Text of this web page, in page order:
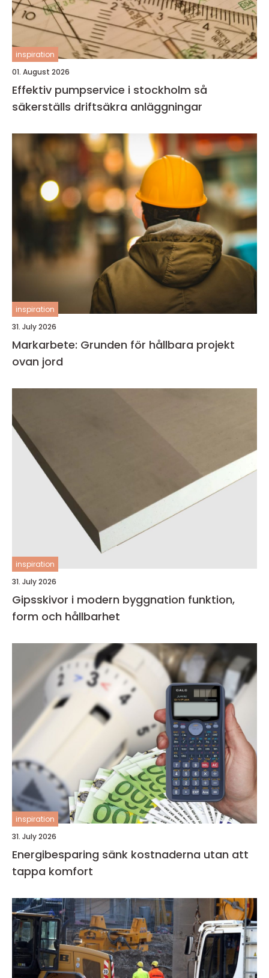
inspiration
01. August 2026
Effektiv pumpservice i stockholm så
säkerställs driftsäkra anläggningar
inspiration
31. July 2026
Markarbete: Grunden för hållbara projekt
ovan jord
inspiration
31. July 2026
Gipsskivor i modern byggnation funktion,
form och hållbarhet
inspiration
31. July 2026
Energibesparing sänk kostnaderna utan att
tappa komfort